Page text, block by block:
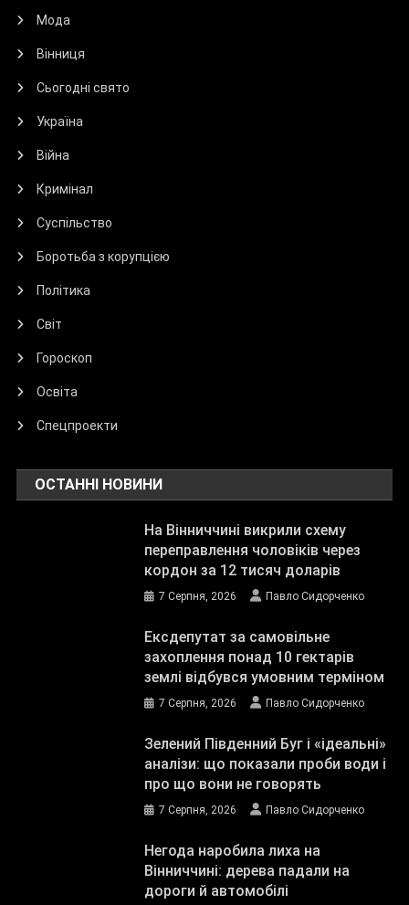
Мода
Вінниця
Сьогодні свято
Україна
Війна
Кримінал
Суспільство
Боротьба з корупцією
Політика
Світ
Гороскоп
Освіта
Спецпроекти
ОСТАННІ НОВИНИ
На Вінниччині викрили схему
переправлення чоловіків через
кордон за 12 тисяч доларів
7 Серпня, 2026 Павло Сидорченко
Ексдепутат за самовільне
захоплення понад 10 гектарів
землі відбувся умовним терміном
7 Серпня, 2026 Павло Сидорченко
Зелений Південний Буг і «ідеальні»
аналізи: що показали проби води і
про що вони не говорять
7 Серпня, 2026 Павло Сидорченко
Негода наробила лиха на
Вінниччині: дерева падали на
дороги й автомобілі